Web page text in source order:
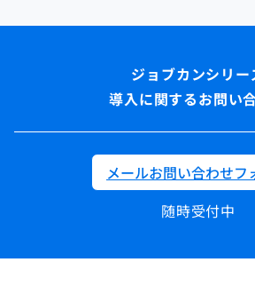
導入に関するお問い
メールお問い合わせフ
随時受付中